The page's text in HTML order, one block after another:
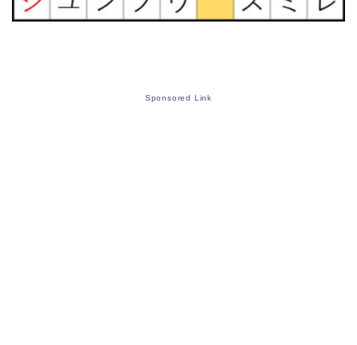
Sponsored Link